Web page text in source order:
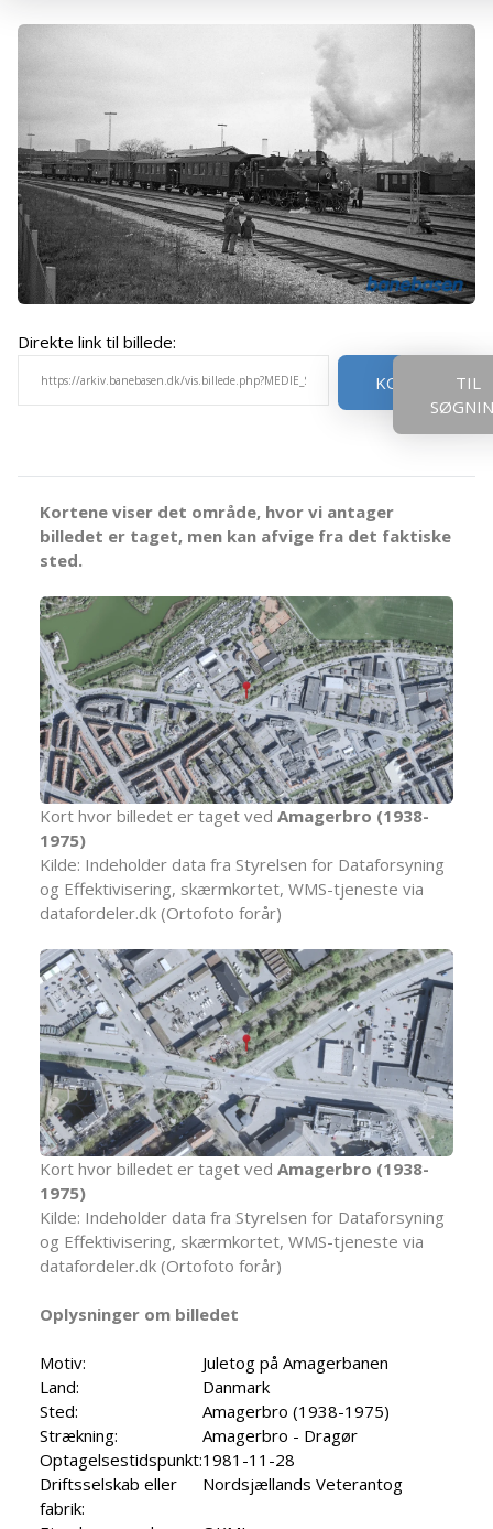
Direkte link til billede:
KOPIER
TIL
Kortene viser det område, hvor vi antager
billedet er taget, men kan afvige fra det faktiske
sted.
Kort hvor billedet er taget ved Amagerbro (1938-
1975)
Kilde: Indeholder data fra Styrelsen for Dataforsyning
og Effektivisering, skærmkortet, WMS-tjeneste via
datafordeler.dk (Ortofoto forår)
Kort hvor billedet er taget ved Amagerbro (1938-
1975)
Kilde: Indeholder data fra Styrelsen for Dataforsyning
og Effektivisering, skærmkortet, WMS-tjeneste via
datafordeler.dk (Ortofoto forår)
Oplysninger om billedet
Motiv:
Juletog på Amagerbanen
Land:
Danmark
Sted:
Amagerbro (1938-1975)
Strækning:
Amagerbro - Dragør
Optagelsestidspunkt:1981-11-28
Driftsselskab eller
fabrik:
Nordsjællands Veterantog